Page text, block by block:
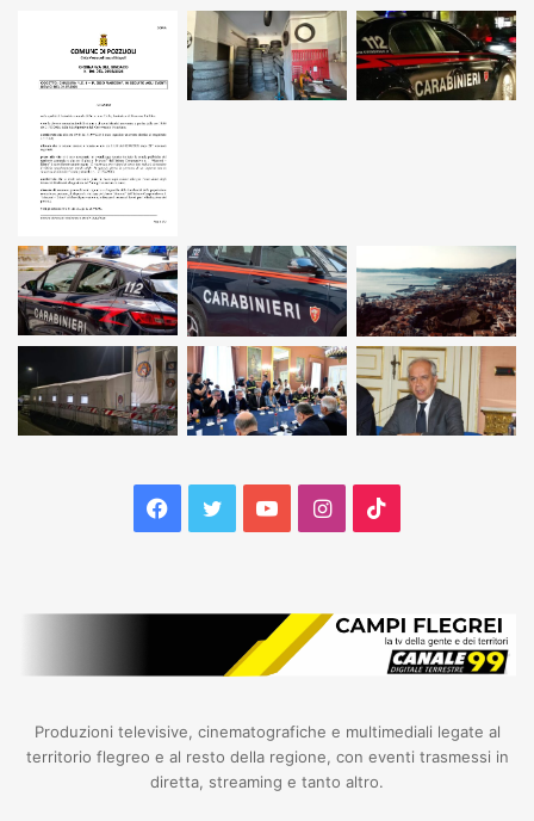
Facebook
TwitterYouTubeInstagram
Produzioni televisive, cinematografiche e multimediali legate al
territorio flegreo e al resto della regione, con eventi trasmessi in
diretta, streaming e tanto altro.